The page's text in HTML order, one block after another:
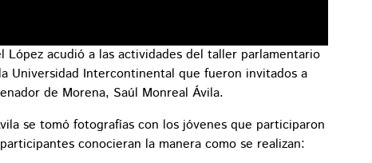
acudió a las actividades del taller parlamentario
Universidad Intercontinental que fueron invitados a
de Morena, Saúl Monreal Ávila.
se tomó fotografías con los jóvenes que participaron
conocieran la manera como se realizan: